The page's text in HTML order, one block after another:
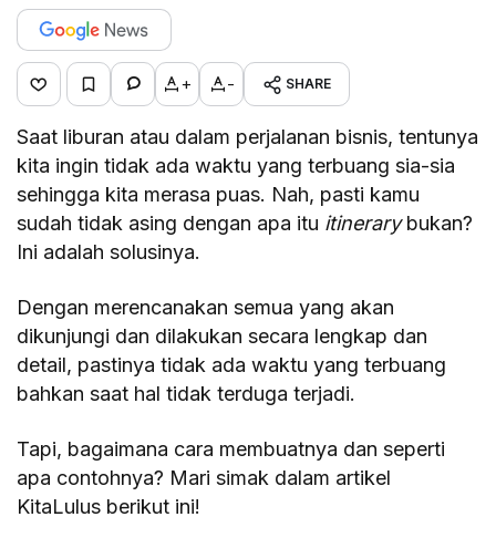
+ - SHARE
Saat liburan atau dalam perjalanan bisnis, tentunya
kita ingin tidak ada waktu yang terbuang sia-sia
sehingga kita merasa puas. Nah, pasti kamu
sudah tidak asing dengan apa itu itinerarybukan?
Ini adalah solusinya.
Dengan merencanakan semua yang akan
dikunjungi dan dilakukan secara lengkap dan
detail, pastinya tidak ada waktu yang terbuang
bahkan saat hal tidak terduga terjadi.
Tapi, bagaimana cara membuatnya dan seperti
apa contohnya? Mari simak dalam artikel
KitaLulus berikut ini!